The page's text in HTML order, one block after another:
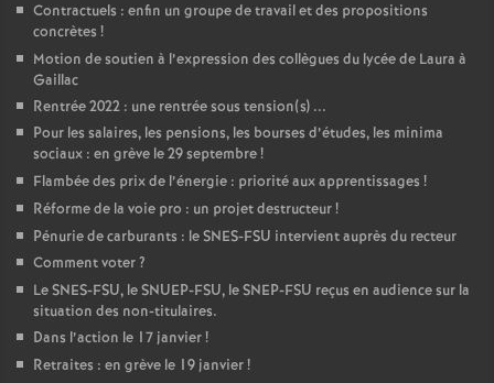
Contractuels : enfin un groupe de travail et des propositions
concrètes !
Motion de soutien à l’expression des collègues du lycée de Laura à
Gaillac
Rentrée 2022 : une rentrée sous tension(s) ...
Pour les salaires, les pensions, les bourses d’études, les minima
sociaux : en grève le 29 septembre!
Flambée des prix de l’énergie : priorité aux apprentissages !
Réforme de la voie pro : un projet destructeur!
Pénurie de carburants : le SNES-FSU intervient auprès du recteur
Comment voter?
Le SNES-FSU, le SNUEP-FSU, le SNEP-FSU reçus en audience sur la
situation des non-titulaires.
Dans l’action le 17 janvier!
Retraites : en grève le 19 janvier!